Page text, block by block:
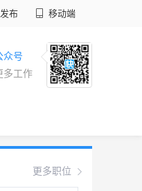
布 移动端
众号
多工作
更多职位